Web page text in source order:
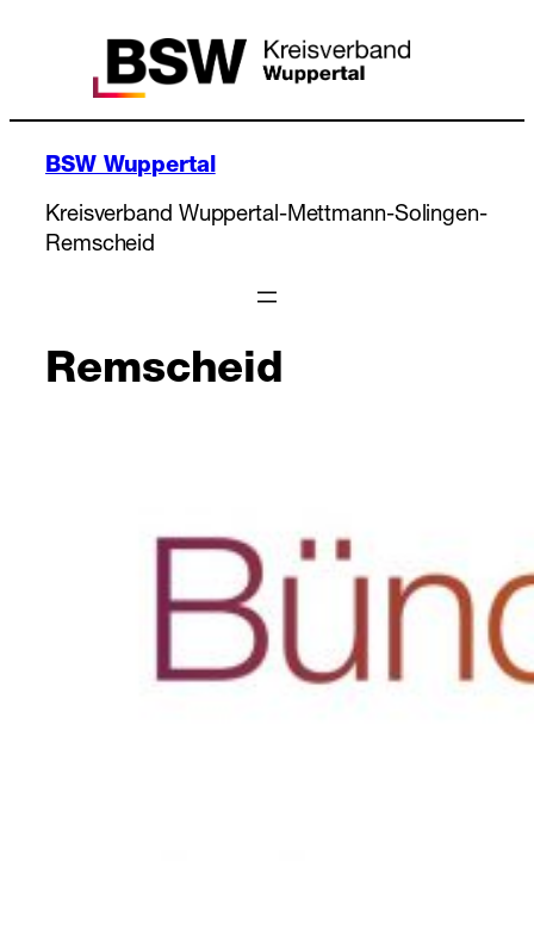
BSW Wuppertal
Kreisverband Wuppertal-Mettmann-Solingen-
Remscheid
Remscheid